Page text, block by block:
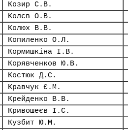
Козир С.В.
Колєв О.В.
Колюх В.В.
Копиленко О.Л.
Кормишкіна І.В.
Корявченков Ю.В.
Костюк Д.С.
Кравчук Є.М.
Крейденко В.В.
Кривошеєв І.С.
Кузбит Ю.М.